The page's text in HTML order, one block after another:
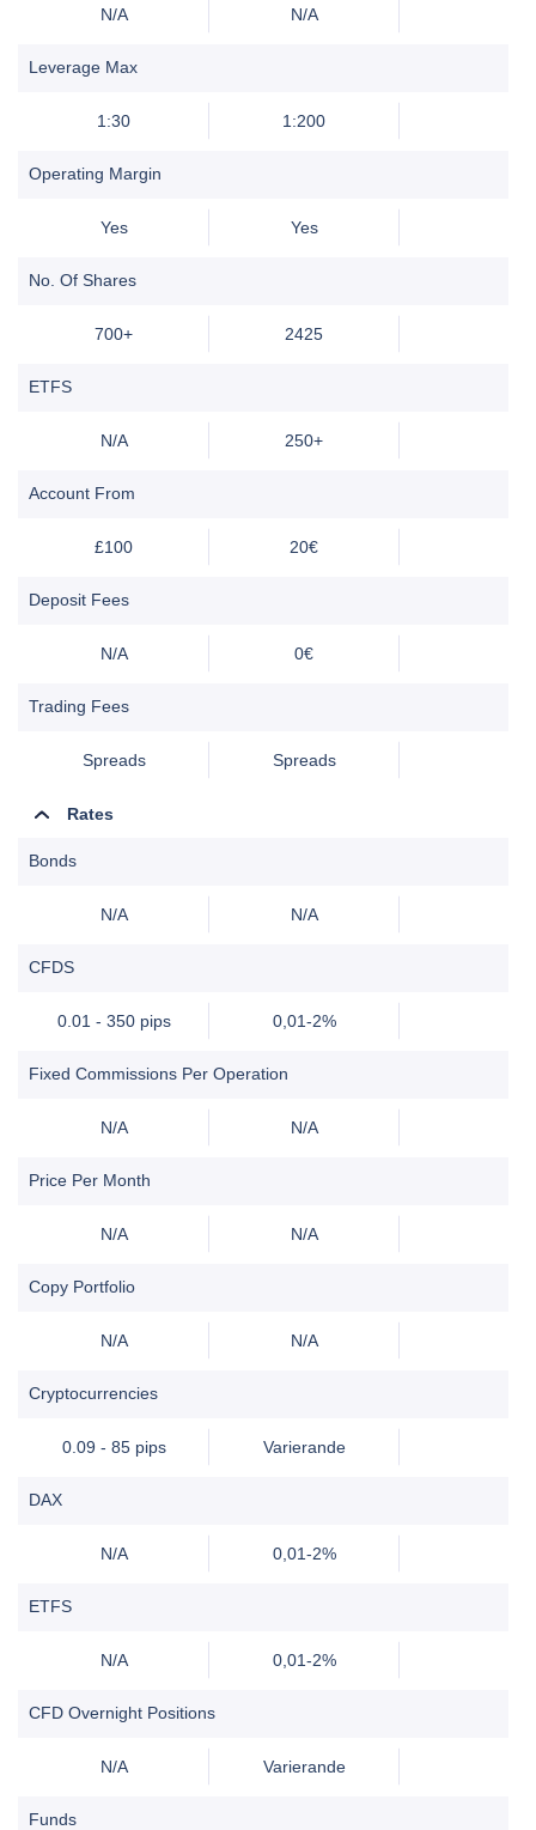
N/A N/A
Leverage Max
1:30 1:200
Operating Margin
Yes Yes
No. Of Shares
700+ 2425
ETFS
N/A 250+
Account From
£100 20€
Deposit Fees
N/A 0€
Trading Fees
Spreads Spreads
Rates
Bonds
N/A N/A
CFDS
0.01 - 350 pips 0,01-2%
Fixed Commissions Per Operation
N/A N/A
Price Per Month
N/A N/A
Copy Portfolio
N/A N/A
Cryptocurrencies
0.09 - 85 pips Varierande
DAX
N/A 0,01-2%
ETFS
N/A 0,01-2%
CFD Overnight Positions
N/A Varierande
Funds